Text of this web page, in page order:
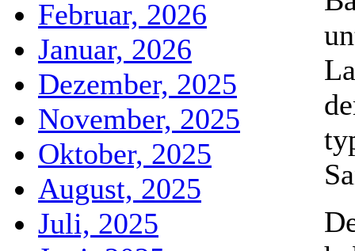
Februar, 2026
Januar, 2026
Dezember, 2025
November, 2025
Oktober, 2025
August, 2025
Juli, 2025